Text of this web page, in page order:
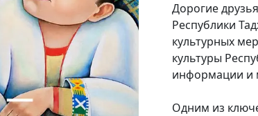
Дорогие
Республики
культурных
культуры
информации и
Одним из